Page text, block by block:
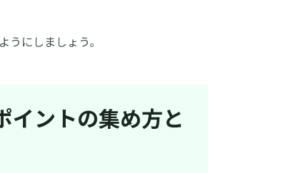
にしましょう。
イントの集め方と